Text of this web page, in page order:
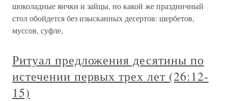
шоколадные яички и зайцы, но какой же праздничный
стол обойдется без изысканных десертов: шербетов,
муссов, суфле,
Ритуал предложения десятины по
истечении первых трех лет (26:12-
15)